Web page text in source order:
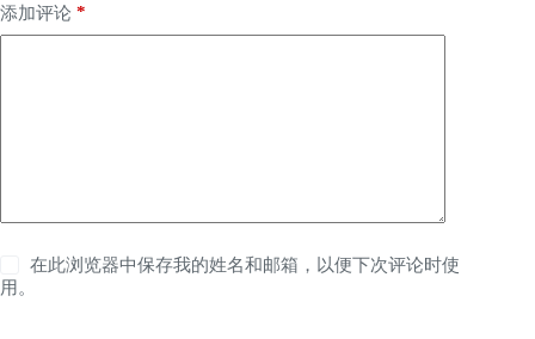
添加评论 *
在此浏览器中保存我的姓名和邮箱，以便下次评论时使
用。